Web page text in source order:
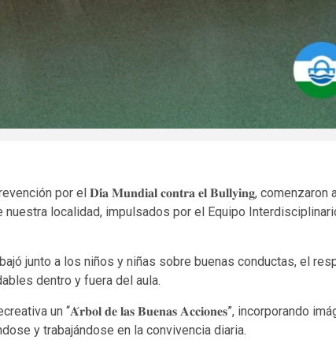
por el 𝐃𝐢́𝐚 𝐌𝐮𝐧𝐝𝐢𝐚𝐥 𝐜𝐨𝐧𝐭𝐫𝐚 𝐞𝐥 𝐁𝐮𝐥𝐥𝐲𝐢𝐧𝐠, comenzaron
localidad, impulsados por el Equipo
junto a los niños y niñas sobre buenas conductas, el
dentro y fuera del aula.
un “𝐀́𝐫𝐛𝐨𝐥 𝐝𝐞 𝐥𝐚𝐬 𝐁𝐮𝐞𝐧𝐚𝐬 𝐀𝐜𝐜𝐢𝐨𝐧𝐞𝐬”, incorporando
y trabajándose en la convivencia diaria.